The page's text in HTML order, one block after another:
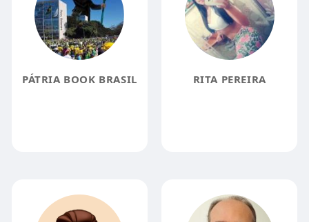
PÁTRIA BOOK BRASIL RITA PEREIRA